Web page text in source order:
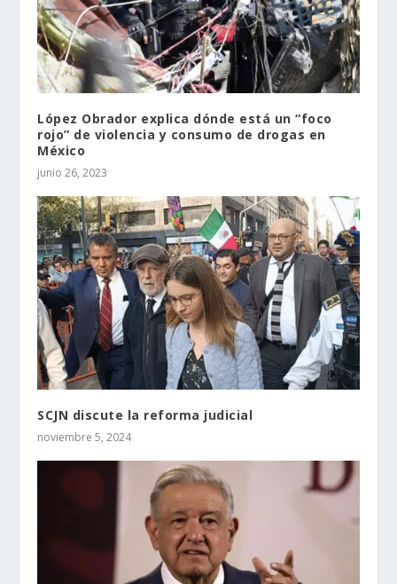
López Obrador explica dónde está un “foco
rojo” de violencia y consumo de drogas en
México
junio 26, 2023
SCJN discute la reforma judicial
noviembre 5, 2024